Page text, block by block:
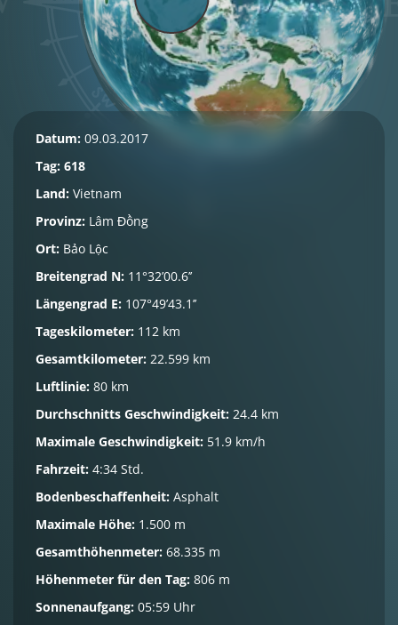
Datum: 09.03.2017
Tag: 618
Land: Vietnam
Provinz: Lâm Đồng
Ort: Bảo Lộc
Breitengrad N: 11°32’00.6’’
Längengrad E: 107°49’43.1’’
Tageskilometer: 112 km
Gesamtkilometer: 22.599 km
Luftlinie: 80 km
Durchschnitts Geschwindigkeit: 24.4 km
Maximale Geschwindigkeit: 51.9 km/h
Fahrzeit: 4:34 Std.
Bodenbeschaffenheit: Asphalt
Maximale Höhe: 1.500 m
Gesamthöhenmeter: 68.335 m
Höhenmeter für den Tag: 806 m
Sonnenaufgang: 05:59 Uhr